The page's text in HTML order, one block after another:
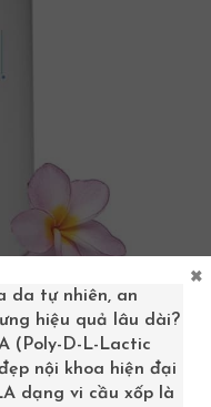
VỚI 4%
trọng yếu của Bộ
da tự nhiên, an
hiệu quả lâu dài?
(Poly-D-L-Lactic
nội khoa hiện đại
dạng vi cầu xốp là
×